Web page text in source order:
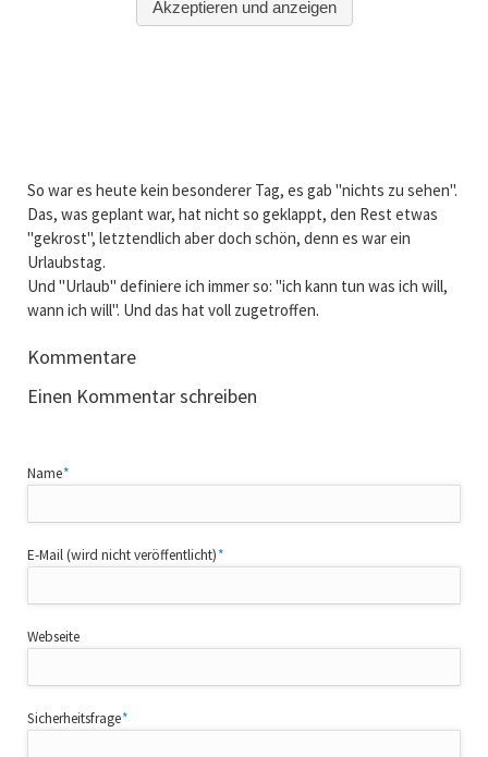
So war es heute kein besonderer Tag, es gab "nichts zu sehen".
Das, was geplant war, hat nicht so geklappt, den Rest etwas
"gekrost", letztendlich aber doch schön, denn es war ein
Urlaubstag.
Und "Urlaub" definiere ich immer so: "ich kann tun was ich will,
wann ich will". Und das hat voll zugetroffen.
Kommentare
Einen Kommentar schreiben
Pflichtfeld
Name*
Pflichtfeld
E-Mail (wird nicht veröffentlicht)*
Webseite
Pflichtfeld
Sicherheitsfrage*